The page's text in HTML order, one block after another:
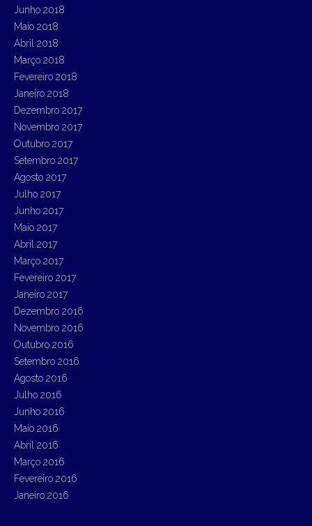
Junho 2018
Maio 2018
Abril 2018
Março 2018
Fevereiro 2018
Janeiro 2018
Dezembro 2017
Novembro 2017
Outubro 2017
Setembro 2017
Agosto 2017
Julho 2017
Junho 2017
Maio 2017
Abril 2017
Março 2017
Fevereiro 2017
Janeiro 2017
Dezembro 2016
Novembro 2016
Outubro 2016
Setembro 2016
Agosto 2016
Julho 2016
Junho 2016
Maio 2016
Abril 2016
Março 2016
Fevereiro 2016
Janeiro 2016